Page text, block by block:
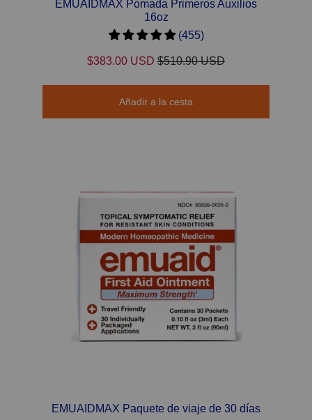
EMUAIDMAX Pomada Primeros Auxilios
16oz
(455)
$383.00 USD $510.90 USD
Añadir a la cesta
EMUAIDMAX Paquete de viaje de 30 días